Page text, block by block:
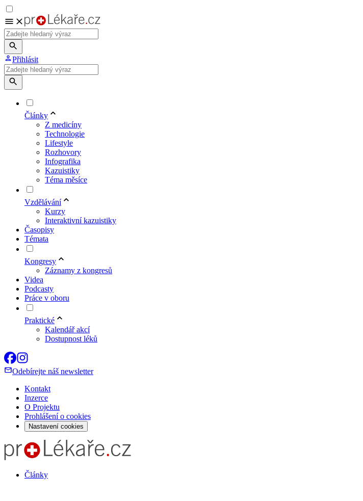
Přihlásit
Články
Z medicíny
Technologie
Lifestyle
Rozhovory
Infografika
Kazuistiky
Téma měsíce
Vzdělávání
Kurzy
Interaktivní kazuistiky
Časopisy
Témata
Kongresy
Záznamy z kongresů
Videa
Podcasty
Práce v oboru
Praktické
Kalendář akcí
Dostupnost léků
Odebírejte náš newsletter
Kontakt
Inzerce
O Projektu
Prohlášení o cookies
Nastavení cookies
Články